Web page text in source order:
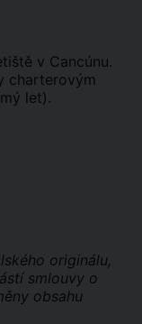
v Cancúnu.
charterovým
let).
originálu,
smlouvy o
obsahu